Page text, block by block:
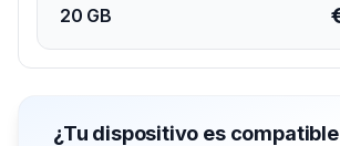
20 GB
¿Tu dispositivo es